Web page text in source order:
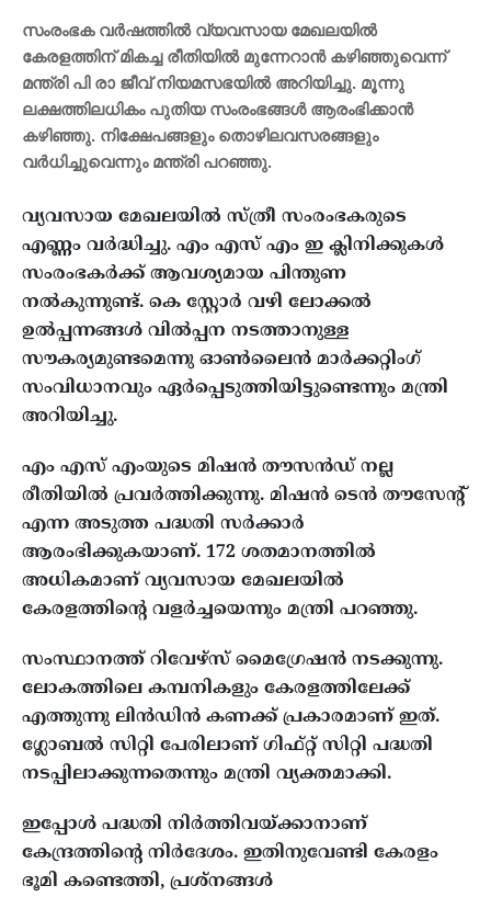
സംരംഭക വര്‍ഷത്തില്‍ വ്യവസായ മേഖലയില്‍
കേരളത്തിന് മികച്ച രീതിയില്‍ മുന്നേറാന്‍ കഴിഞ്ഞുവെന്ന്
മന്ത്രി പി രാ ജീവ് നിയമസഭയില്‍ അറിയിച്ചു. മൂന്നു
ലക്ഷത്തിലധികം പുതിയ സംരംഭങ്ങള്‍ ആരംഭിക്കാന്‍
കഴിഞ്ഞു. നിക്ഷേപങ്ങളും തൊഴിലവസരങ്ങളും
വര്‍ധിച്ചുവെന്നും മന്ത്രി പറഞ്ഞു.
വ്യവസായ മേഖലയില്‍ സ്ത്രീ സംരംഭകരുടെ
എണ്ണം വര്‍ദ്ധിച്ചു. എം എസ് എം ഇ ക്ലിനിക്കുകള്‍
സംരംഭകര്‍ക്ക് ആവശ്യമായ പിന്തുണ
നല്‍കുന്നുണ്ട്. കെ സ്റ്റോര്‍ വഴി ലോക്കല്‍
ഉല്‍പ്പന്നങ്ങള്‍ വില്‍പ്പന നടത്താനുള്ള
സൗകര്യമുണ്ടമെന്നു ഓണ്‍ലൈന്‍ മാര്‍ക്കറ്റിംഗ്
സംവിധാനവും ഏര്‍പ്പെടുത്തിയിട്ടുണ്ടെന്നും മന്ത്രി
അറിയിച്ചു.
എം എസ് എംയുടെ മിഷന്‍ തൗസന്‍ഡ് നല്ല
രീതിയില്‍ പ്രവര്‍ത്തിക്കുന്നു. മിഷന്‍ ടെന്‍ തൗസേന്റ്
എന്ന അടുത്ത പദ്ധതി സര്‍ക്കാര്‍
ആരംഭിക്കുകയാണ്. 172 ശതമാനത്തില്‍
അധികമാണ് വ്യവസായ മേഖലയില്‍
കേരളത്തിന്റെ വളര്‍ച്ചയെന്നും മന്ത്രി പറഞ്ഞു.
സംസ്ഥാനത്ത് റിവേഴ്‌സ് മൈഗ്രേഷന്‍ നടക്കുന്നു.
ലോകത്തിലെ കമ്പനികളും കേരളത്തിലേക്ക്
എത്തുന്നു ലിന്‍ഡിന്‍ കണക്ക് പ്രകാരമാണ് ഇത്.
ഗ്ലോബല്‍ സിറ്റി പേരിലാണ് ഗിഫ്റ്റ് സിറ്റി പദ്ധതി
നടപ്പിലാക്കുന്നതെന്നും മന്ത്രി വ്യക്തമാക്കി.
ഇപ്പോള്‍ പദ്ധതി നിര്‍ത്തിവയ്ക്കാനാണ്
കേന്ദ്രത്തിന്റെ നിര്‍ദേശം. ഇതിനുവേണ്ടി കേരളം
ഭൂമി കണ്ടെത്തി, പ്രശ്‌നങ്ങള്‍